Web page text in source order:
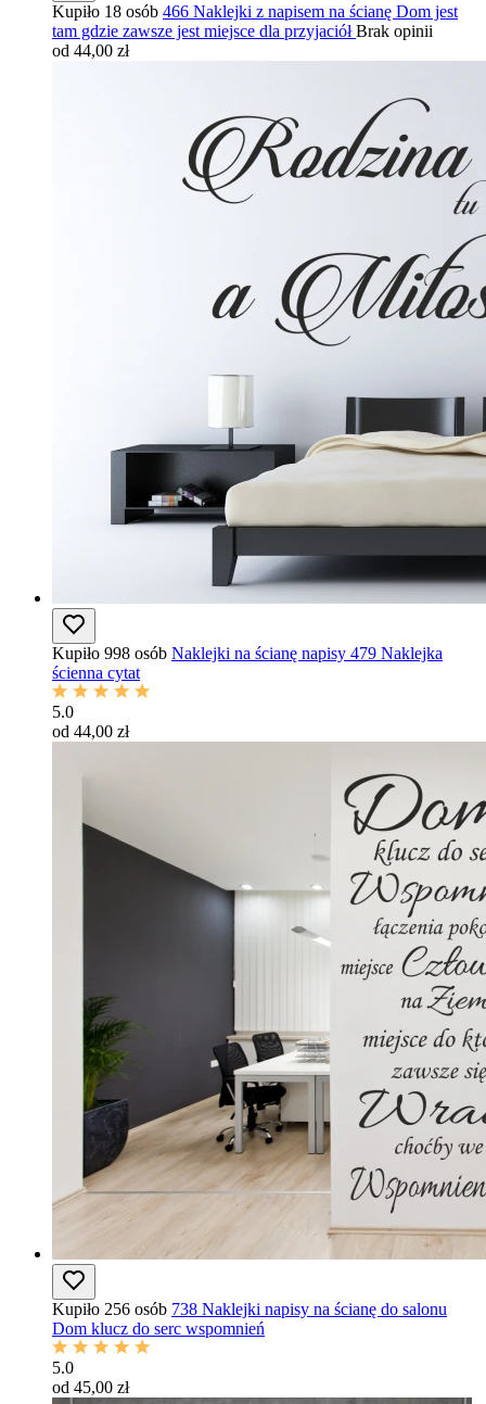
Kupiło 18 osób 466 Naklejki z napisem na ścianę Dom jest
tam gdzie zawsze jest miejsce dla przyjaciół Brak opinii
od 44,00 zł
Kupiło 998 osób Naklejki na ścianę napisy 479 Naklejka
ścienna cytat
5.0
od 44,00 zł
Kupiło 256 osób 738 Naklejki napisy na ścianę do salonu
Dom klucz do serc wspomnień
5.0
od 45,00 zł